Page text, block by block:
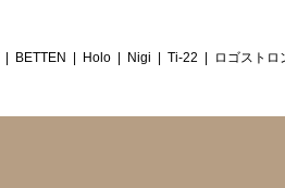
BETTEN Holo Nigi Ti-22 ロゴストロ